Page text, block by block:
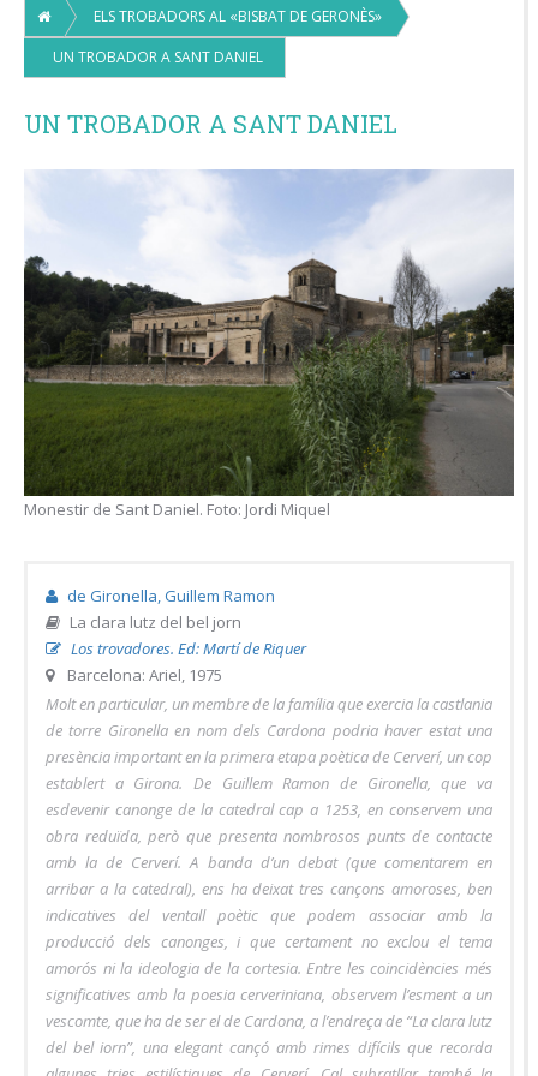
ELS TROBADORS AL «BISBAT DE GERONÈS»
UN TROBADOR A SANT DANIEL
UN TROBADOR A SANT DANIEL
Monestir de Sant Daniel. Foto: Jordi Miquel
de Gironella, Guillem Ramon
La clara lutz del bel jorn
Los trovadores. Ed: Martí de Riquer
Barcelona: Ariel, 1975
Molt en particular, un membre de la família que exercia la castlania
de torre Gironella en nom dels Cardona podria haver estat una
presència important en la primera etapa poètica de Cerverí, un cop
establert a Girona. De Guillem Ramon de Gironella, que va
esdevenir canonge de la catedral cap a 1253, en conservem una
obra reduïda, però que presenta nombrosos punts de contacte
amb la de Cerverí. A banda d’un debat (que comentarem en
arribar a la catedral), ens ha deixat tres cançons amoroses, ben
indicatives del ventall poètic que podem associar amb la
producció dels canonges, i que certament no exclou el tema
amorós ni la ideologia de la cortesia. Entre les coincidències més
significatives amb la poesia cerveriniana, observem l’esment a un
vescomte, que ha de ser el de Cardona, a l’endreça de “La clara lutz
del bel iorn”, una elegant cançó amb rimes difícils que recorda